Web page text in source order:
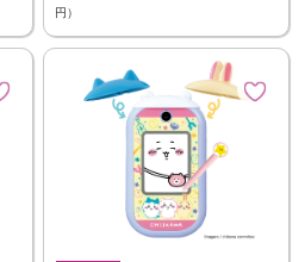
円）